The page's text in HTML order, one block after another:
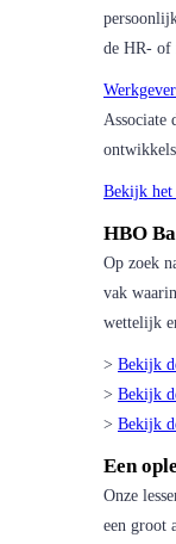
de HR- of
Associate
Bekijk het
HBO
Op zoek
vak
wettelijk
> Bekijk
> Bekijk
> Bekijk
Een
Onze
een groot